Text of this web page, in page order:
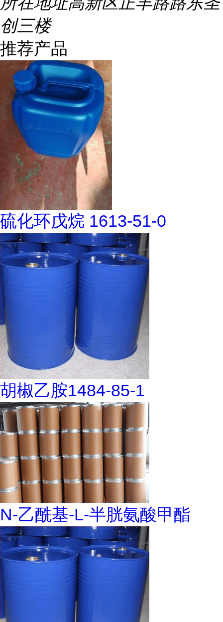
创三楼
推荐产品
硫化环戊烷 1613-51-0
胡椒乙胺1484-85-1
N-乙酰基-L-半胱氨酸甲酯